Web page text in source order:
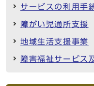
サービスの利用手
障がい児通所支援
地域生活支援事業
障害福祉サービス